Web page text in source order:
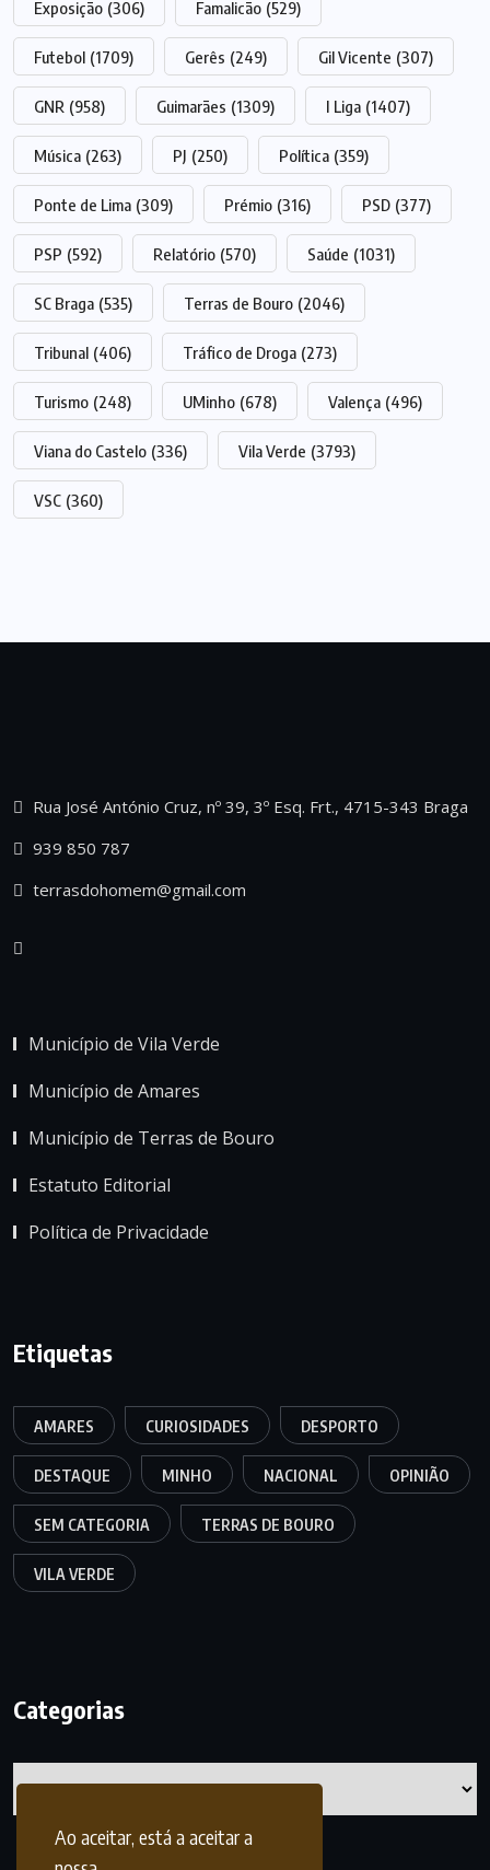
Ao aceitar, está a aceitar a
Exposição (306) Famalicão (529)
Futebol (1709) Gerês (249) Gil Vicente (307)
GNR (958) Guimarães (1309) I Liga (1407)
Música (263) PJ (250) Política (359)
Ponte de Lima (309) Prémio (316) PSD (377)
PSP (592) Relatório (570) Saúde (1031)
SC Braga (535) Terras de Bouro (2046)
Tribunal (406) Tráfico de Droga (273)
Turismo (248) UMinho (678) Valença (496)
Viana do Castelo (336) Vila Verde (3793)
VSC (360)
Rua José António Cruz, nº 39, 3º Esq. Frt., 4715-343 Braga
939 850 787
terrasdohomem@gmail.com
Município de Vila Verde
Município de Amares
Município de Terras de Bouro
Estatuto Editorial
Política de Privacidade
Etiquetas
AMARES CURIOSIDADES DESPORTO
DESTAQUE MINHO NACIONAL OPINIÃO
SEM CATEGORIA TERRAS DE BOURO
VILA VERDE
Categorias